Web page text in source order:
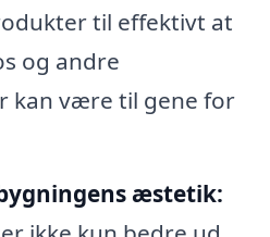
til effektivt at
og andre
kan være til gene for
æstetik: